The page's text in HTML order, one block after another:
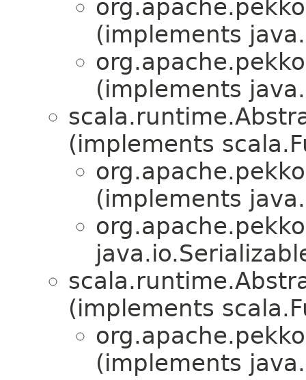
(implements
(implements
(implements
(implements
(implements
(implements